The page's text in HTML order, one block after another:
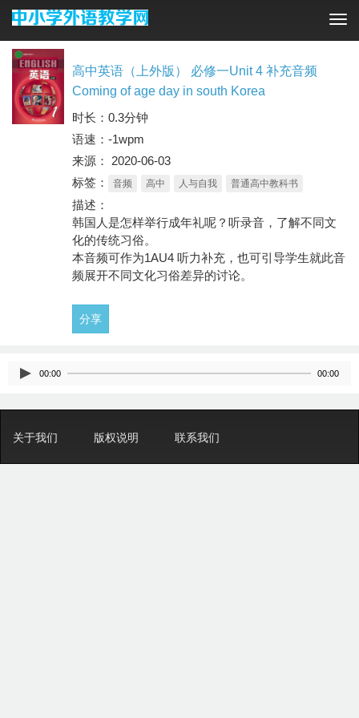
高中英语（上外版） 必修一Unit 4 补充音频
Coming of age day in south Korea
时长：0.3分钟
语速：-1wpm
来源： 2020-06-03
标签：
音频 高中 人与自我 普通高中教科书
描述：
韩国人是怎样举行成年礼呢？听录音，了解不同文
化的传统习俗。
本音频可作为1AU4 听力补充，也可引导学生就此音
频展开不同文化习俗差异的讨论。
分享
00:00 00:00
关于我们 版权说明 联系我们